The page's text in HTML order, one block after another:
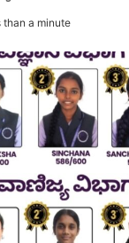
than a minute